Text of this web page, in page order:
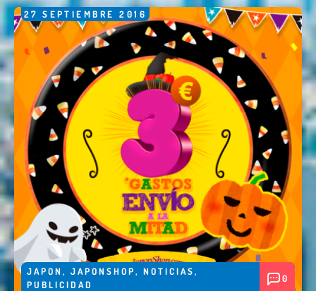
27 SEPTIEMBRE 2016
JAPON , JAPONSHOP, NOTICIAS,
PUBLICIDAD
0